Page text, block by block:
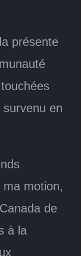
présente
survenu en
ma motion,
de
à la